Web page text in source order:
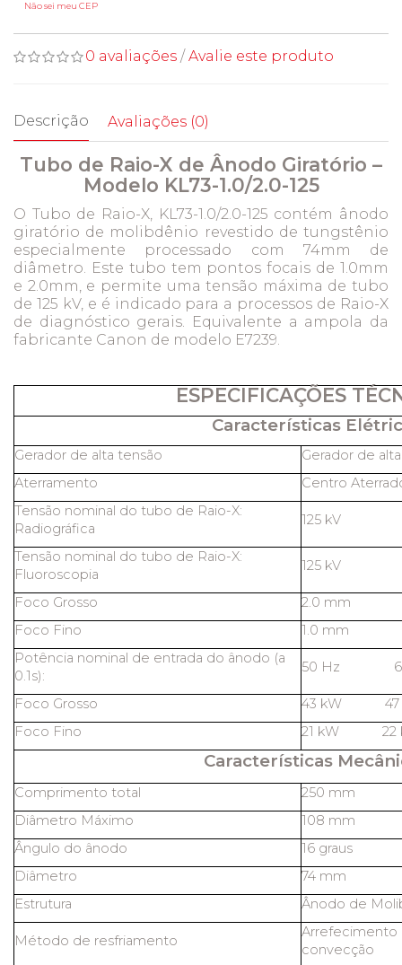
Não sei meu CEP
0 avaliações / Avalie este produto
Descrição Avaliações (0)
Tubo de Raio-X de Ânodo Giratório –
Modelo KL73-1.0/2.0-125
O Tubo de Raio-X, KL73-1.0/2.0-125 contém ânodo
giratório de molibdênio revestido de tungstênio
especialmente processado com 74mm de
diâmetro. Este tubo tem pontos focais de 1.0mm
e 2.0mm, e permite uma tensão máxima de tubo
de 125 kV, e é indicado para a processos de Raio-X
de diagnóstico gerais. Equivalente a ampola da
fabricante Canon de modelo E7239.
ESPECIFICAÇÕES
Características
Gerador de alta tensão
Gerador de
Aterramento
Centro
Tensão nominal do tubo de Raio-X:
Radiográfica
125 kV
Tensão nominal do tubo de Raio-X:
Fluoroscopia
125 kV
Foco Grosso
2.0 mm
Foco Fino
1.0 mm
Potência nominal de entrada do ânodo (a
0.1s):
50 Hz 60
Foco Grosso
43 kW 47
Foco Fino
21 kW 22
Características
Comprimento total
250 mm
Diâmetro Máximo
108 mm
Ângulo do ânodo
16 graus
Diâmetro
74 mm
Estrutura
Ânodo de
Método de resfriamento
Arrefecimento
convecção